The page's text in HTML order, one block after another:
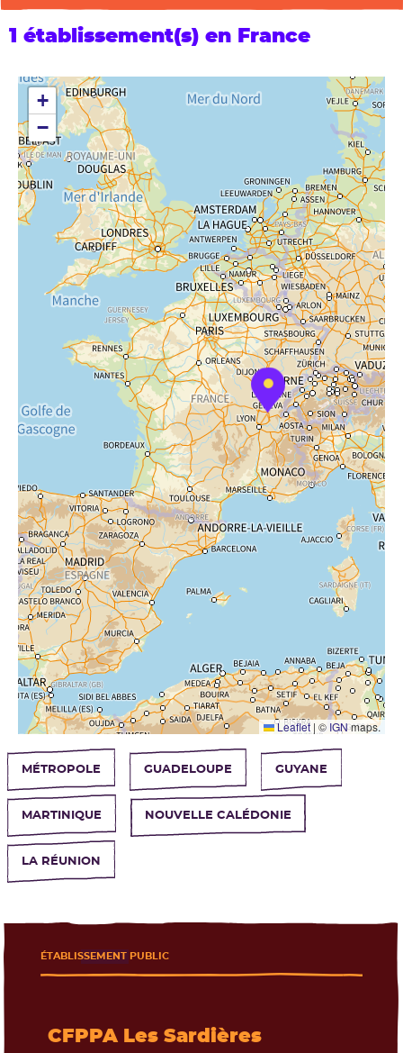
Les formations près de chez moi
Les établissements près de chez moi
1 établissement(s) en France
+
−
Leaflet | © IGNmaps.
MÉTROPOLE GUADELOUPE GUYANE
MARTINIQUE NOUVELLE CALÉDONIE
LA RÉUNION
CFPPA Les Sardières
ÉTABLISSEMENT PUBLIC